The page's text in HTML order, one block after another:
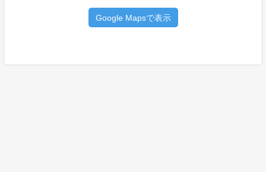
Google Mapsで表示